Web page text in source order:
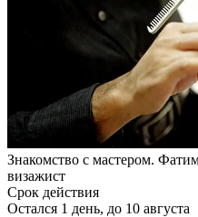
Знакомство с мастером.
визажист
Срок действия
Остался 1 день, до 10 августа